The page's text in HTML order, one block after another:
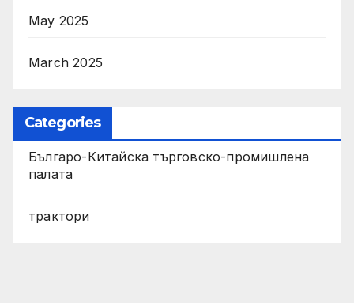
May 2025
March 2025
Categories
Българо-Китайска търговско-промишлена
палата
трактори